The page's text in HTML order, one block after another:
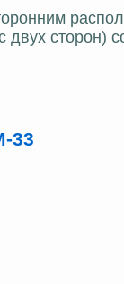
сторон)
33